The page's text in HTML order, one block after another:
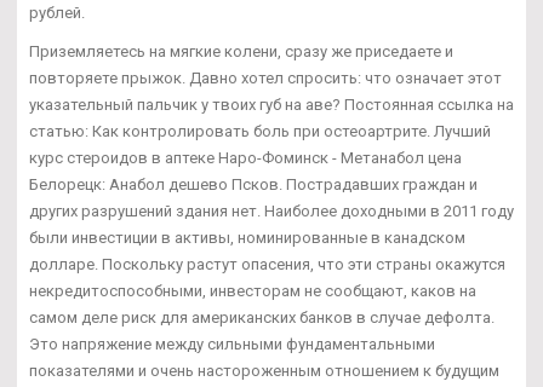
рублей.
Приземляетесь на мягкие колени, сразу же приседаете и
повторяете прыжок. Давно хотел спросить: что означает этот
указательный пальчик у твоих губ на аве? Постоянная ссылка на
статью: Как контролировать боль при остеоартрите. Лучший
курс стероидов в аптеке Наро-Фоминск - Метанабол цена
Белорецк: Анабол дешево Псков. Пострадавших граждан и
других разрушений здания нет. Наиболее доходными в 2011 году
были инвестиции в активы, номинированные в канадском
долларе. Поскольку растут опасения, что эти страны окажутся
некредитоспособными, инвесторам не сообщают, каков на
самом деле риск для американских банков в случае дефолта.
Это напряжение между сильными фундаментальными
показателями и очень настороженным отношением к будущим